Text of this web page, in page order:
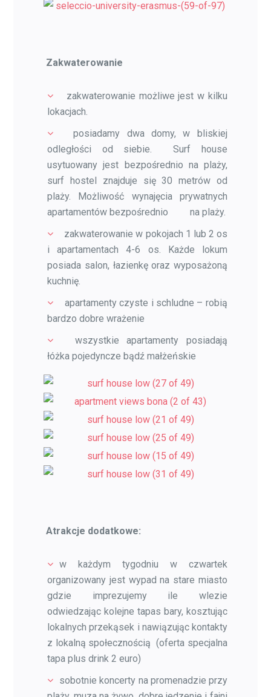
Zakwaterowanie
zakwaterowanie możliwe jest w kilku
lokacjach.
posiadamy dwa domy, w bliskiej
odległości od siebie. Surf house
usytuowany jest bezpośrednio na plaży,
surf hostel znajduje się 30 metrów od
plaży. Możliwość wynajęcia prywatnych
apartamentów bezpośrednio na plaży.
zakwaterowanie w pokojach 1 lub 2 os
i apartamentach 4-6 os. Każde lokum
posiada salon, łazienkę oraz wyposażoną
kuchnię.
apartamenty czyste i schludne – robią
bardzo dobre wrażenie
wszystkie apartamenty posiadają
łóżka pojedyncze bądź małżeńskie
Atrakcje dodatkowe:
w każdym tygodniu w czwartek
organizowany jest wypad na stare miasto
gdzie imprezujemy ile wlezie
odwiedzając kolejne tapas bary, kosztując
lokalnych przekąsek i nawiązując kontakty
z lokalną społecznością (oferta specjalna
tapa plus drink 2 euro)
sobotnie koncerty na promenadzie przy